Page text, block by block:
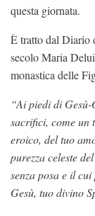
questa giornata.
È tratto dal Diario
secolo Maria
monastica delle
“Ai piedi di
sacrifici, come un
eroico, del tuo
purezza celeste
senza posa e il
Gesù, tuo divino